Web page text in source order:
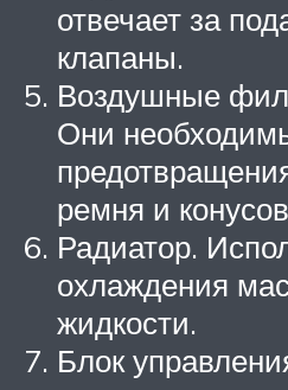
отвечает за
клапаны.
Воздушные
Они
ремня и
Радиатор.
охлаждения
жидкости.
Блок